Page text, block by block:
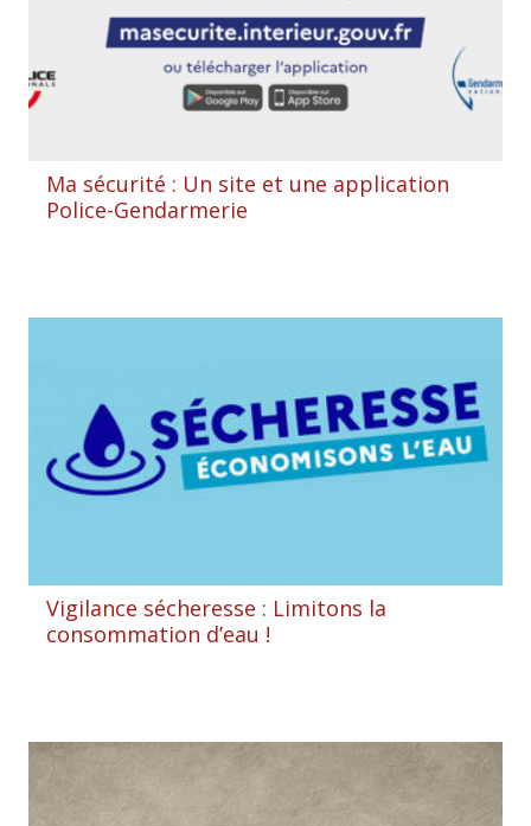
Ma sécurité : Un site et une application
Police-Gendarmerie
Vigilance sécheresse : Limitons la
consommation d’eau !